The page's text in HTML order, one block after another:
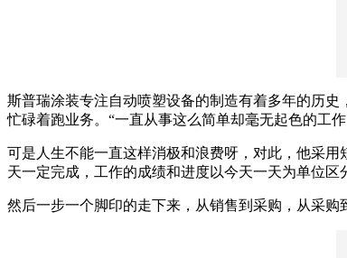
斯普瑞涂装专注自动喷塑设备的制造有着多年的历
忙碌着跑业务。“一直从事这么简单却毫无起色的工
可是人生不能一直这样消极和浪费呀，对此，他采
天一定完成，工作的成绩和进度以今天一天为单位区
然后一步一个脚印的走下来，从销售到采购，从采